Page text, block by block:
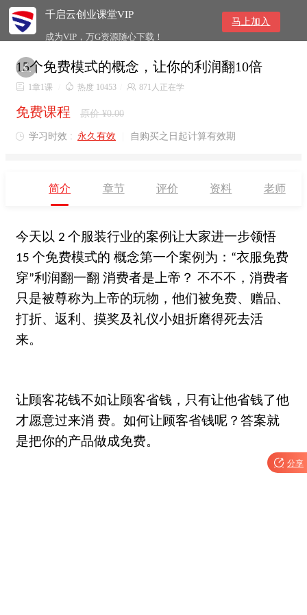
千启云创业课堂VIP
成为VIP，万G资源随心下载！
马上加入

15个免费模式的概念，让你的利润翻10倍
 1章1课  热度 10453  871人正在学
免费课程 原价 ¥0.00
 学习时效 : 永久有效 自购买之日起计算有效期
简介 章节 评价 资料 老师
今天以 2 个服装行业的案例让大家进一步领悟
15 个免费模式的 概念第一个案例为： “衣服免费
穿”利润翻一翻 消费者是上帝？ 不不不，消费者
只是被尊称为上帝的玩物，他们被免费、赠品、
打折、返利、摸奖及礼仪小姐折磨得死去活
来。
让顾客花钱不如让顾客省钱，只有让他省钱了他
才愿意过来消 费。如何让顾客省钱呢？答案就
是把你的产品做成免费。
 分享